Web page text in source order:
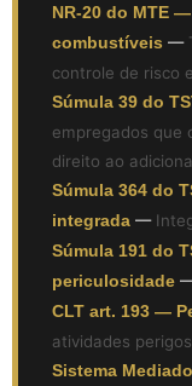
NR-20 do MTE
combustíveis —
controle de risco
Súmula 39 do
empregados que
direito ao
Súmula 364 do
integrada —
Súmula 191 do
periculosidade
CLT art. 193 —
atividades
Sistema